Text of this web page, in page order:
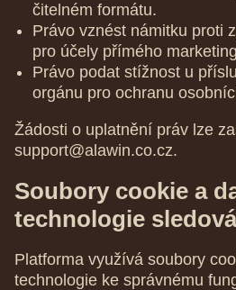
čitelném formátu.
Právo vznést námitku proti
pro účely přímého
Právo podat stížnost u
orgánu pro ochranu
Žádosti o uplatnění práv lze
support@alawin.co.cz.
Soubory cookie a
technologie
Platforma využívá soubory
technologie ke správnému